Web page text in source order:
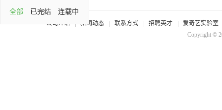
全部
已完结 连载中
公司介绍 新闻动态 联系方式 招聘英才
爱奇艺实验室
Copyright ©